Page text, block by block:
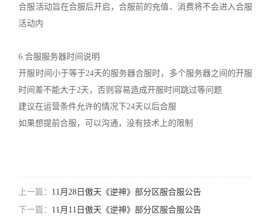
合服活动旨在合服后开启，合服前的充值、消费将不会进入合服
活动内
6.合服服务器时间说明
开服时间小于等于24天的服务器合服时，多个服务器之间的开服
时间差不能大于2天，否则容易造成开服时间跳过等问题
建议在运营条件允许的情况下24天以后合服
如果想提前合服，可以沟通，没有技术上的限制
上一篇： 11月28日傲天《逆神》部分区服合服公告
下一篇： 11月11日傲天《逆神》部分区服合服公告